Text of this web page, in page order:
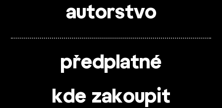
autorstvo
předplatné
kde zakoupit